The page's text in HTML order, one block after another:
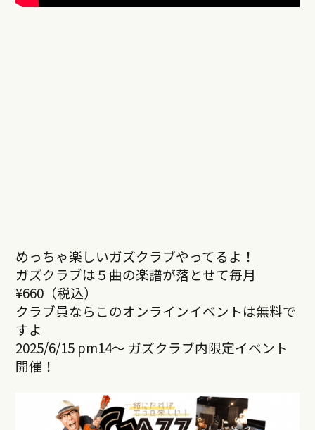
めっちゃ楽しいガズクラブやってるよ！
ガズクラブは５曲の楽譜が落とせて毎月
¥660（税込）
クラブ員ならこのオンラインイベントは無料で
すよ
2025/6/15 pm14～ ガズクラブ内限定イベント
開催！